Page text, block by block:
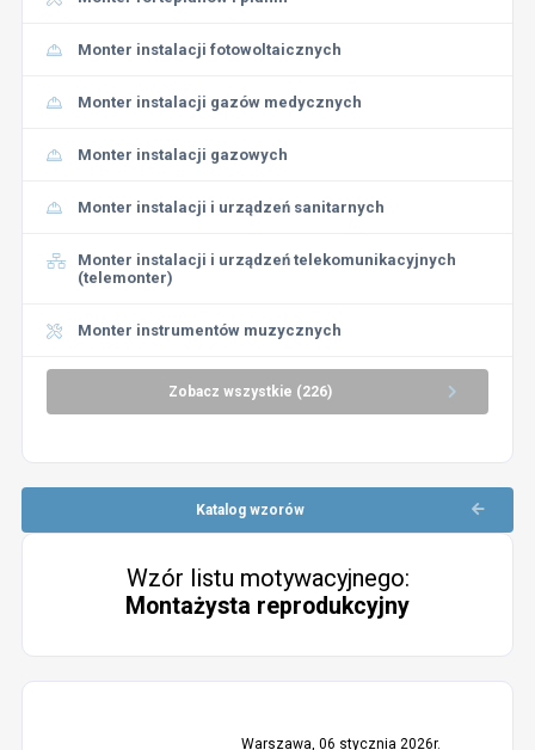
Monter instalacji fotowoltaicznych
Monter instalacji gazów medycznych
Monter instalacji gazowych
Monter instalacji i urządzeń sanitarnych
Monter instalacji i urządzeń telekomunikacyjnych
(telemonter)
Monter instrumentów muzycznych
Zobacz wszystkie (226)
Katalog wzorów
Wzór listu motywacyjnego:
Montażysta reprodukcyjny
Warszawa, 06 stycznia 2026r.